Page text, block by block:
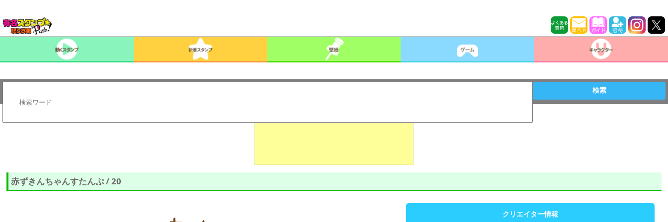
検索
赤ずきんちゃんすたんぷ / 20
クリエイター情報